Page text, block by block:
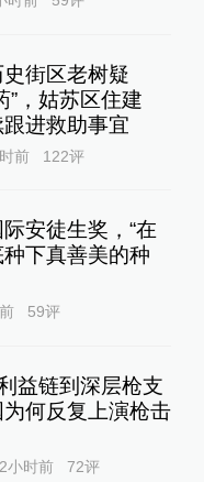
街区老树疑
”，姑苏区住建
进救助事宜
前 122评
安徒生奖，“在
下真善美的种
59评
益链到深层枪支
何反复上演枪击
小时前 72评